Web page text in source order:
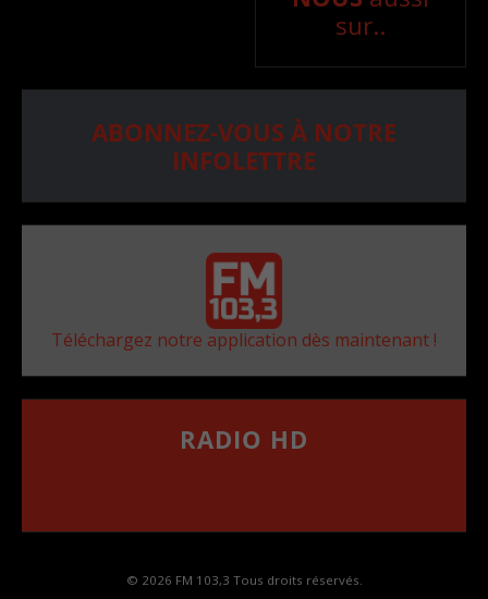
sur..
ABONNEZ-VOUS À NOTRE
INFOLETTRE
Téléchargez notre application dès maintenant !
RADIO HD
© 2026 FM 103,3 Tous droits réservés.